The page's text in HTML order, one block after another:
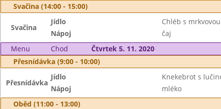
Svačina (14:00 - 15:00)
Svačina
Jídlo
Chléb s
Nápoj
čaj
Menu
Chod
Čtvrtek 5. 11. 2020
Přesnídávka (9:00 - 10:00)
Přesnídávka
Jídlo
Knekebrot s
Nápoj
mléko
Oběd (11:00 - 13:00)